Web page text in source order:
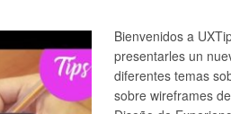
Bienvenidos a
presentarles un
diferentes temas
sobre wireframes